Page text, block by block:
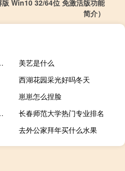
Win10 32/64位 免激活版功能
简介）
表现令人惊讶
美艺是什么
西湖花园采光好吗冬天
崽崽怎么捏脸
工资怎么办）
长春师范大学热门专业排名
去外公家拜年买什么水果